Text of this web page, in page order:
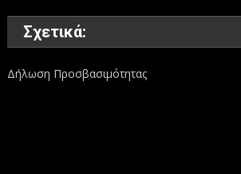
Σχετικά:
Δήλωση Προσβασιμότητας